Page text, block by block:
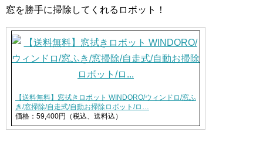
窓を勝手に掃除してくれるロボット！
【送料無料】窓拭きロボット WINDORO/ウィンドロ/窓ふ
き/窓掃除/自走式/自動お掃除ロボット/ロ…
価格：59,400円（税込、送料込）